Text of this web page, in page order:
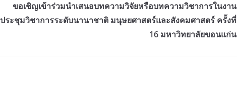
ขอเชิญเข้าร่วมนำเสนอบทความวิจัยหรือบทความวิชาการในงาน
ประชุมวิชาการระดับนานาชาติ มนุษยศาสตร์และสังคมศาสตร์ ครั้งที่
16 มหาวิทยาลัยขอนแก่น